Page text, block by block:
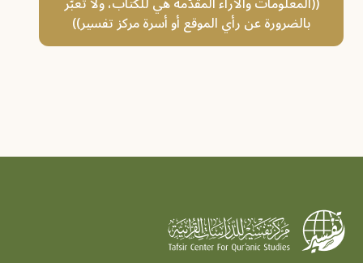
بالضرورة عن رأي الموقع أو أسرة مركز تفسير))